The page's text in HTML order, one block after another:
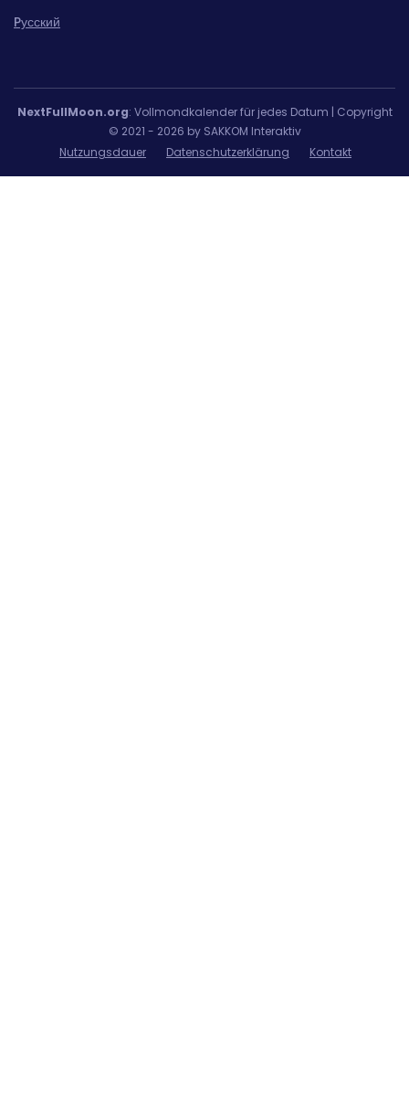
Pусский
NextFullMoon.org: Vollmondkalender für jedes Datum | Copyright
© 2021 - 2026 by SAKKOM Interaktiv
Nutzungsdauer
Datenschutzerklärung Kontakt